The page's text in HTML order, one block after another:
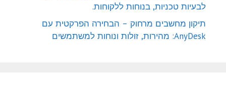
לבעיות טכניות, בנוחות ללקוחות.
תיקון מחשבים מרחוק – הבחירה הפרקטית עם
AnyDesk: מהירות, זולות ונוחות למשתמשים